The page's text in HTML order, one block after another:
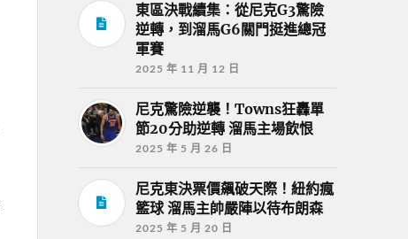
東區決戰續集：從尼克G3驚險
逆轉，到溜馬G6關門挺進總冠
軍賽
2025 年 11 月 12 日
尼克驚險逆襲！Towns狂轟單
節20分助逆轉 溜馬主場飲恨
2025 年 5 月 26 日
尼克東決票價飆破天際！紐約瘋
籃球 溜馬主帥嚴陣以待布朗森
2025 年 5 月 20 日